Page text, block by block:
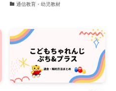
通信教育・幼児教材